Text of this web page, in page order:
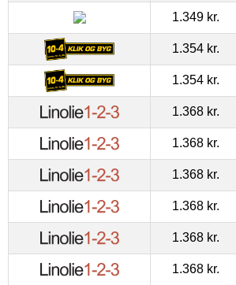
1.349 kr.
1.354 kr.
1.354 kr.
1.368 kr.
1.368 kr.
1.368 kr.
1.368 kr.
1.368 kr.
1.368 kr.